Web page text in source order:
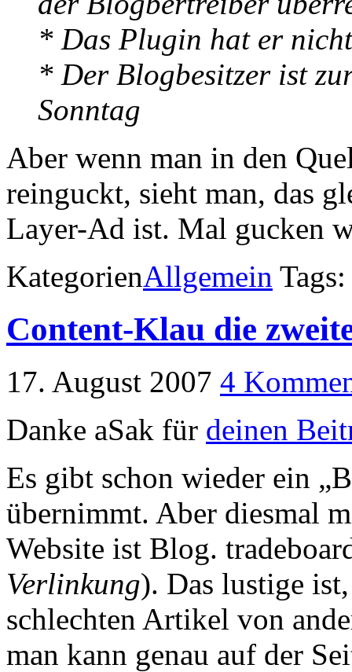
* Das Plugin hat er
* Der Blogbesitzer ist
Sonntag
Aber wenn man in den
reinguckt, sieht man, das
Layer-Ad ist. Mal gucken
KategorienAllgemein
Content-Klau die
17. August 2007 4
Danke aSak für deinen
Es gibt schon wieder ein
übernimmt. Aber diesmal
Website ist Blog.
Verlinkung). Das lustige
schlechten Artikel von
man kann genau auf der